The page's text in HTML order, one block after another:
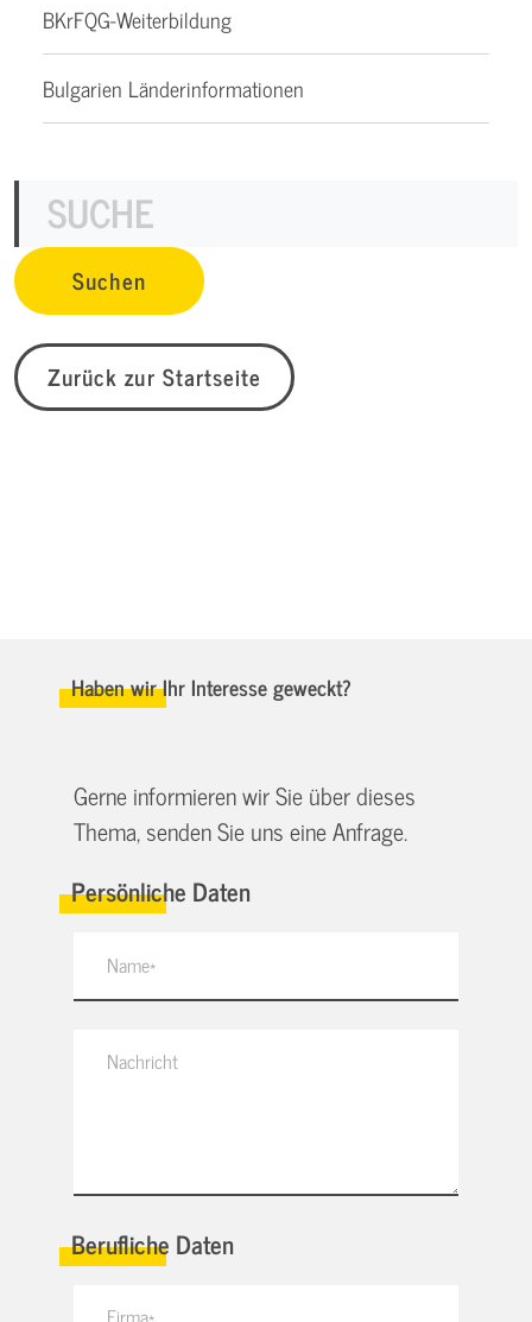
BKrFQG-Weiterbildung
Bulgarien Länderinformationen
Zurück zur Startseite
Haben wir Ihr Interesse geweckt?
Gerne informieren wir Sie über dieses
Thema, senden Sie uns eine Anfrage.
Persönliche Daten
Berufliche Daten